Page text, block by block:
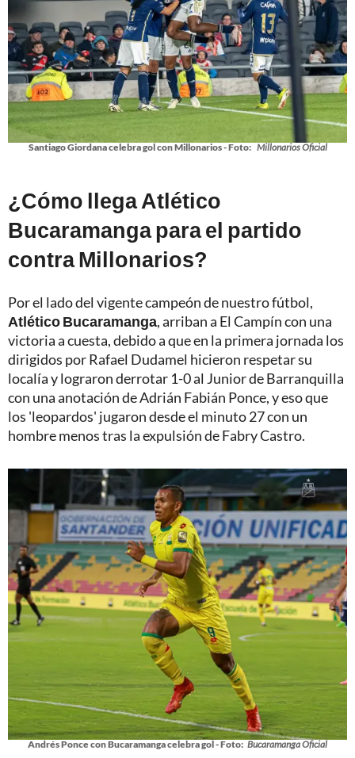
Santiago Giordana celebra gol con Millonarios - Foto: Millonarios Oficial
¿Cómo llega Atlético
Bucaramanga para el partido
contra Millonarios?
Por el lado del vigente campeón de nuestro fútbol,
Atlético Bucaramanga, arriban a El Campín con una
victoria a cuesta, debido a que en la primera jornada los
dirigidos por Rafael Dudamel hicieron respetar su
localía y lograron derrotar 1-0 al Junior de Barranquilla
con una anotación de Adrián Fabián Ponce, y eso que
los 'leopardos' jugaron desde el minuto 27 con un
hombre menos tras la expulsión de Fabry Castro.
Andrés Ponce con Bucaramanga celebra gol - Foto: Bucaramanga Oficial